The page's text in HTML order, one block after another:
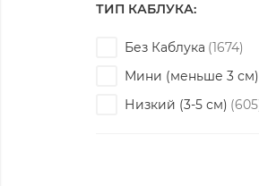
ТИП КАБЛУКА:
Без Каблука
Мини (меньше 3 см)
Низкий (3-5 см)